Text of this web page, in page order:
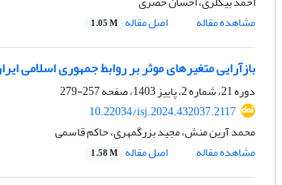
مشاهده مقاله
اصل مقاله 1.05 M
بازآرایی متغیرهای موثر بر روابط جمهوری اسلامی
دوره 21، شماره 2، پاییز 1403، صفحه
257-279
10.22034/isj.2024.432037.2117
محمد آرین منش، مجید بزرگمهری، حاکم قاسمی
مشاهده مقاله
اصل مقاله 1.58 M